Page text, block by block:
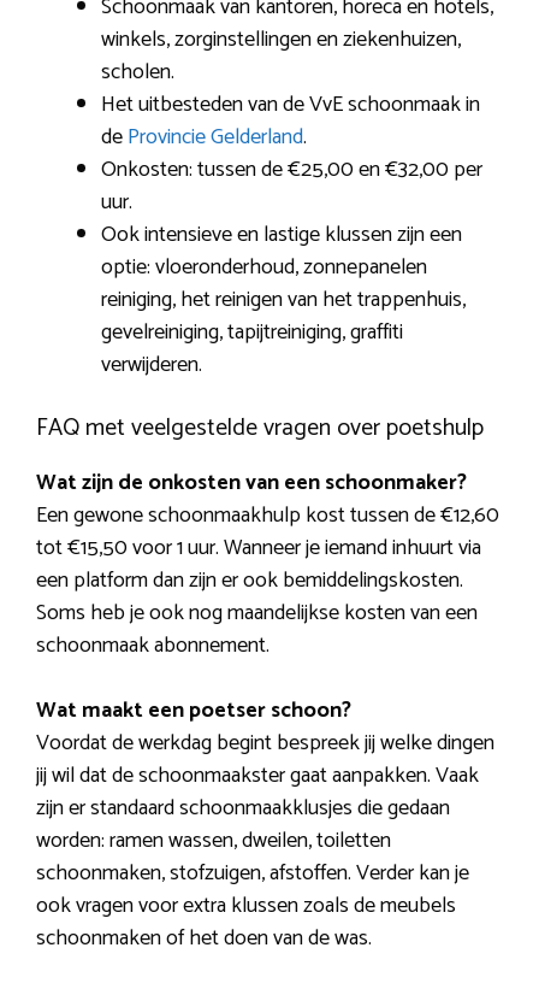
winkels, zorginstellingen en ziekenhuizen,
scholen.
Het uitbesteden van de VvE schoonmaak in
deProvincie Gelderland.
Onkosten: tussen de €25,00 en €32,00 per
uur.
Ook intensieve en lastige klussen zijn een
optie: vloeronderhoud, zonnepanelen
reiniging, het reinigen van het trappenhuis,
gevelreiniging, tapijtreiniging, graffiti
verwijderen.
FAQ met veelgestelde vragen over poetshulp
Wat zijn de onkosten van een schoonmaker?
Een gewone schoonmaakhulp kost tussen de €12,60
tot €15,50 voor 1 uur. Wanneer je iemand inhuurt via
een platform dan zijn er ook bemiddelingskosten.
Soms heb je ook nog maandelijkse kosten van een
schoonmaak abonnement.
Wat maakt een poetser schoon?
Voordat de werkdag begint bespreek jij welke dingen
jij wil dat de schoonmaakster gaat aanpakken. Vaak
zijn er standaard schoonmaakklusjes die gedaan
worden: ramen wassen, dweilen, toiletten
schoonmaken, stofzuigen, afstoffen. Verder kan je
ook vragen voor extra klussen zoals de meubels
schoonmaken of het doen van de was.